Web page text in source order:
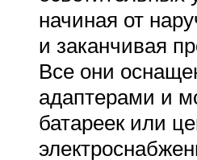
начиная от
и заканчивая
Все они
адаптерами и
батареек или